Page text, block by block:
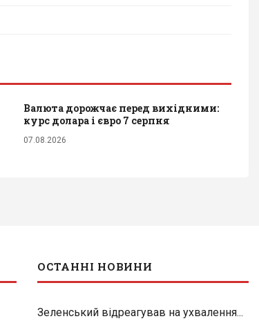
Валюта дорожчає перед вихідними:
курс долара і євро 7 серпня
07.08.2026
ОСТАННІ НОВИНИ
Зеленський відреагував на ухвалення...